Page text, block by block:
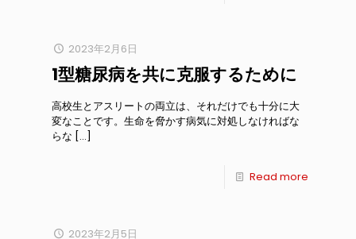
2023年2月6日
1型糖尿病を共に克服するために
高校生とアスリートの両立は、それだけでも十分に大
変なことです。生命を脅かす病気に対処しなければな
らな […]
Read more
2023年2月5日